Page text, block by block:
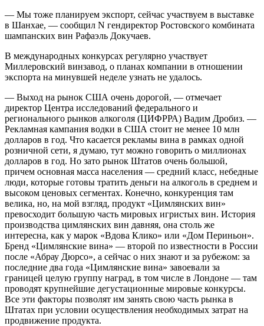
— Мы тоже планируем экспорт, сейчас участвуем в выставке
в Шанхае, — сообщил N гендиректор Ростовского комбината
шампанских вин Рафаэль Докучаев.
В международных конкурсах регулярно участвует
Миллеровский винзавод, о планах компании в отношении
экспорта на минувшей неделе узнать не удалось.
— Выход на рынок США очень дорогой, — отмечает
директор Центра исследований федерального и
регионального рынков алкоголя (ЦИФРРА) Вадим Дробиз. —
Рекламная кампания водки в США стоит не менее 10 млн
долларов в год. Что касается рекламы вина в рамках одной
розничной сети, я думаю, тут можно говорить о миллионах
долларов в год. Но зато рынок Штатов очень большой,
причем основная масса населения — средний класс, небедные
люди, которые готовы тратить деньги на алкоголь в среднем и
высоком ценовых сегментах. Конечно, конкуренция там
велика, но, на мой взгляд, продукт «Цимлянских вин»
превосходит большую часть мировых игристых вин. История
производства цимлянских вин давняя, она столь же
интересна, как у марок «Вдова Клико» или «Дом Периньон».
Бренд «Цимлянские вина» — второй по известности в России
после «Абрау Дюрсо», а сейчас о них знают и за рубежом: за
последние два года «Цимлянские вина» завоевали за
границей целую группу наград, в том числе в Лондоне — там
проводят крупнейшие дегустационные мировые конкурсы.
Все эти факторы позволят им занять свою часть рынка в
Штатах при условии осуществления необходимых затрат на
продвижение продукта.